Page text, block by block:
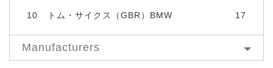
10 トム・サイクス（GBR）BMW 17
Manufacturers